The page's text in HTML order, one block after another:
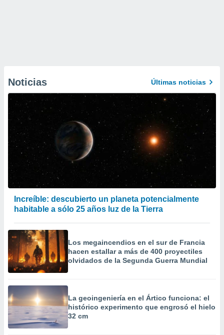
Noticias Últimas noticias
Increíble: descubierto un planeta potencialmente
habitable a sólo 25 años luz de la Tierra
Los megaincendios en el sur de Francia
hacen estallar a más de 400 proyectiles
olvidados de la Segunda Guerra Mundial
La geoingeniería en el Ártico funciona: el
histórico experimento que engrosó el hielo
32 cm